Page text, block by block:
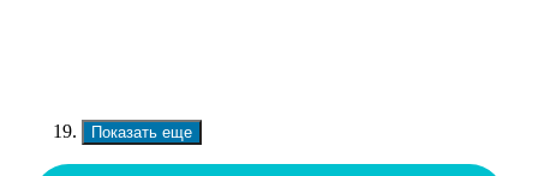
Показать еще